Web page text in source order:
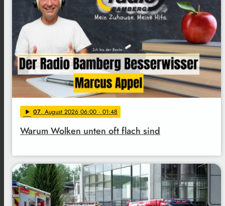
play_arrow 07. August 2026 06:00 · 01:48
Warum Wolken unten oft flach sind